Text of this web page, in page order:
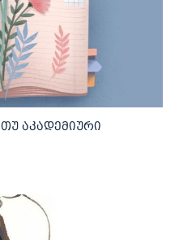
აკადემიური